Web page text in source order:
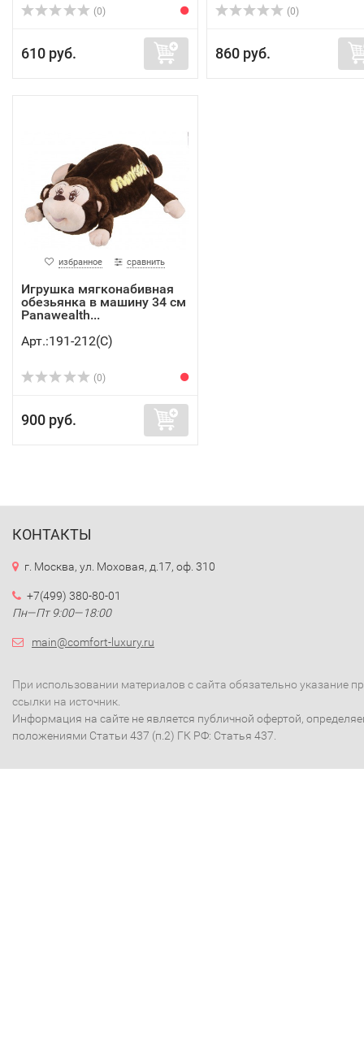
(0)
610 руб.
(0)
860 руб.
избранное сравнить
Игрушка мягконабивная
обезьянка в машину 34 см
Panawealth...
Арт.:191-212(C)
(0)
900 руб.
КОНТАКТЫ
г. Москва, ул. Моховая, д.17, оф. 310
+7(499) 380-80-01
Пн—Пт 9:00—18:00
main@comfort-luxury.ru
При использовании материалов с сайта обязательно указание
ссылки на источник.
Информация на сайте не является публичной офертой,
положениями Статьи 437 (п.2) ГК РФ: Статья 437.